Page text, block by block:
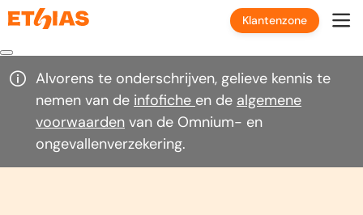
Klantenzone
Alvorens te onderschrijven, gelieve kennis te
nemen van de infofiche en de algemene
voorwaarden van de Omnium- en
ongevallenverzekering.